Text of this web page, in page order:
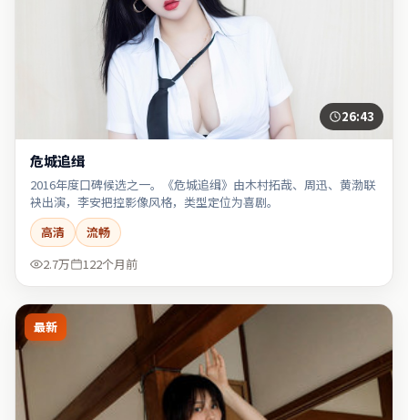
26:43
危城追缉
2016年度口碑候选之一。《危城追缉》由木村拓哉、周迅、黄渤联
袂出演，李安把控影像风格，类型定位为喜剧。
高清
流畅
2.7万
122个月前
最新